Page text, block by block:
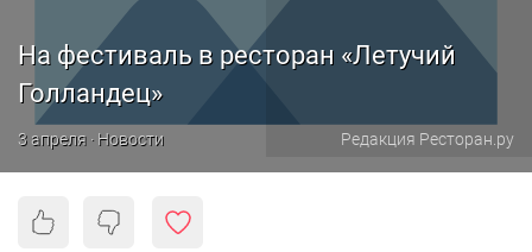
На фестиваль в ресторан «Летучий
Голландец»
3 апреля · Новости Редакция Ресторан.ру